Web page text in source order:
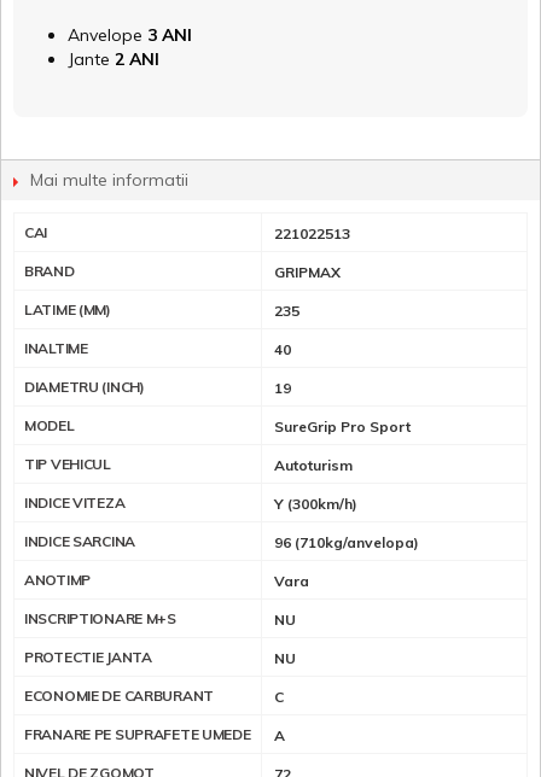
Anvelope 3 ANI
Jante 2 ANI
Mai multe informatii
CAI 221022513
BRAND GRIPMAX
LATIME (MM) 235
INALTIME 40
DIAMETRU (INCH) 19
MODEL SureGrip Pro Sport
TIP VEHICUL Autoturism
INDICE VITEZA Y (300km/h)
INDICE SARCINA 96 (710kg/anvelopa)
ANOTIMP Vara
INSCRIPTIONARE M+S NU
PROTECTIE JANTA NU
ECONOMIE DE CARBURANT C
FRANARE PE SUPRAFETE UMEDE A
NIVEL DE ZGOMOT